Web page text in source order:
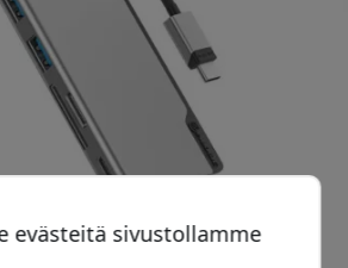
evästeitä sivustollamme